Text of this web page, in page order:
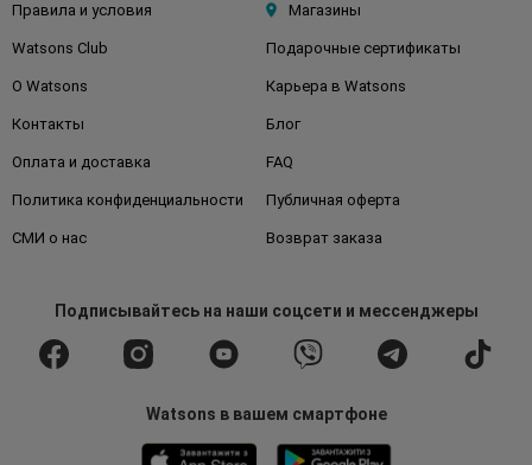
Правила и условия Магазины
Watsons Club Подарочные сертификаты
О Watsons Карьера в Watsons
Контакты Блог
Оплата и доставка FAQ
Политика конфиденциальности Публичная оферта
СМИ о нас Возврат заказа
Подписывайтесьна наши соцсети и мессенджеры
Watsons в вашем смартфоне